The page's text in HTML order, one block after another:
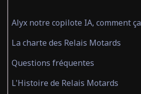
Alyx notre copilote IA, comment
La charte des Relais Motards
Questions fréquentes
L'Histoire de Relais Motards